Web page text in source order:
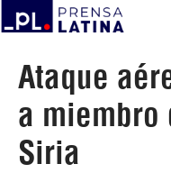
Ataque
a miembro
Siria